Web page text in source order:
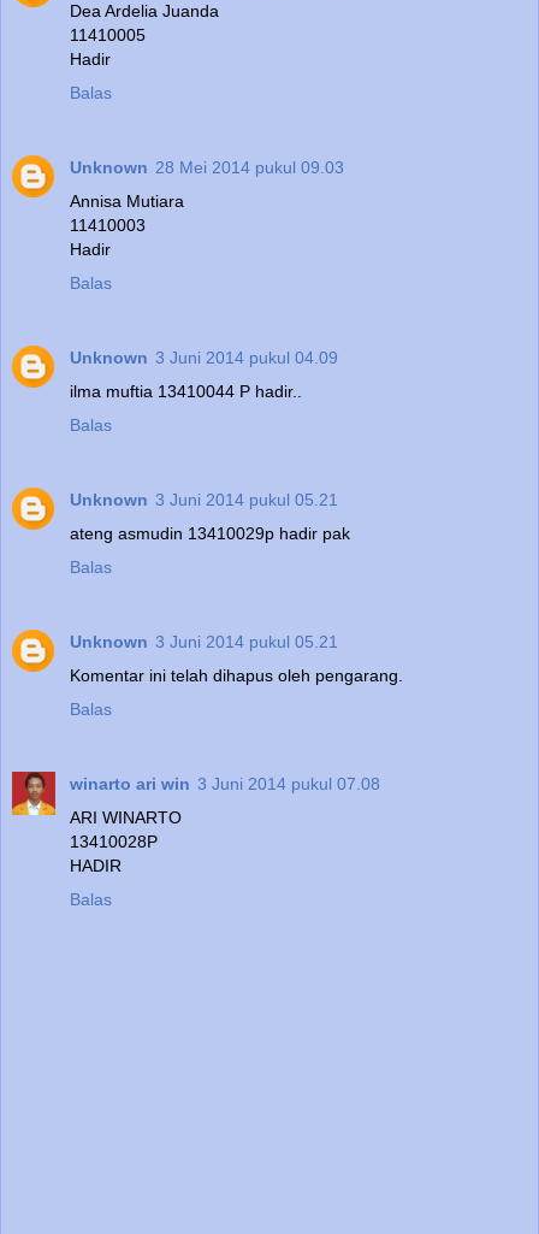
Dea Ardelia Juanda
11410005
Hadir
Balas
Unknown 28 Mei 2014 pukul 09.03
Annisa Mutiara
11410003
Hadir
Balas
Unknown 3 Juni 2014 pukul 04.09
ilma muftia 13410044 P hadir..
Balas
Unknown 3 Juni 2014 pukul 05.21
ateng asmudin 13410029p hadir pak
Balas
Unknown 3 Juni 2014 pukul 05.21
Komentar ini telah dihapus oleh pengarang.
Balas
winarto ari win 3 Juni 2014 pukul 07.08
ARI WINARTO
13410028P
HADIR
Balas